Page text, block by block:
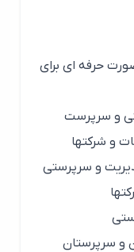
ای برای
سرپرست
و سرپرستی